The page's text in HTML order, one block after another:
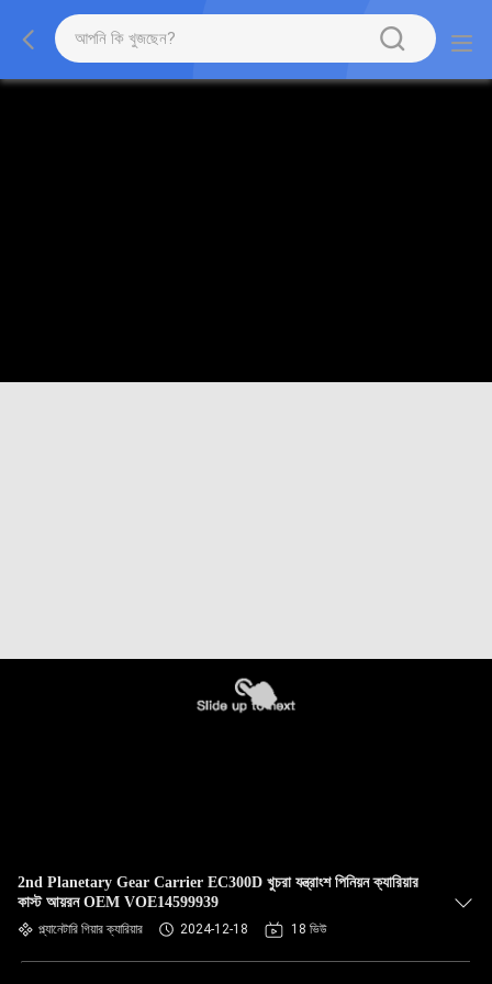
2nd Planetary Gear Carrier EC300D খুচরা যন্ত্রাংশ পিনিয়ন ক্যারিয়ার
কাস্ট আয়রন OEM VOE14599939
প্ল্যানেটারি গিয়ার ক্যারিয়ার 2024-12-18 18 ভিউ